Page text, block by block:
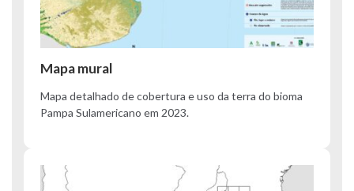
Mapa mural
Mapa detalhado de cobertura e uso da terra do bioma
Pampa Sulamericano em 2023.